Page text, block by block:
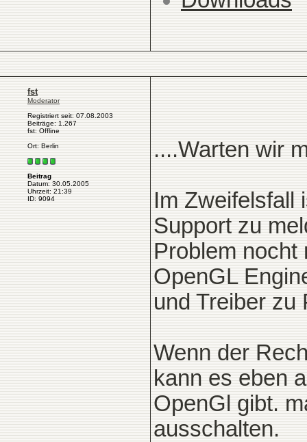
fst
Moderator
Registriert seit: 07.08.2003
Beiträge: 1.267
fst: Offline
Ort: Berlin
Beitrag
Datum: 30.05.2005
Uhrzeit: 21:39
ID: 9094
....Warten wir
Im Zweifelsfall
Support zu
Problem nocht
OpenGL
und Treiber zu
Wenn der
kann es eben
OpenGl gibt.
ausschalten.